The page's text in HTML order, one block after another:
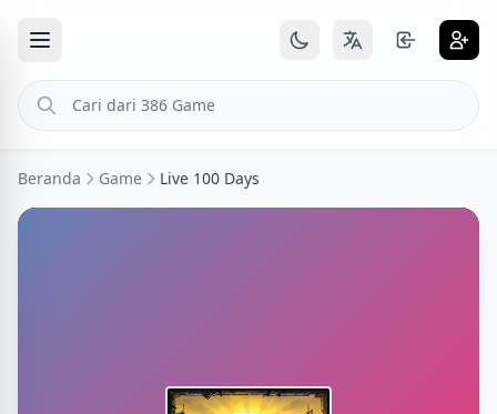
Beranda Game Live 100 Days